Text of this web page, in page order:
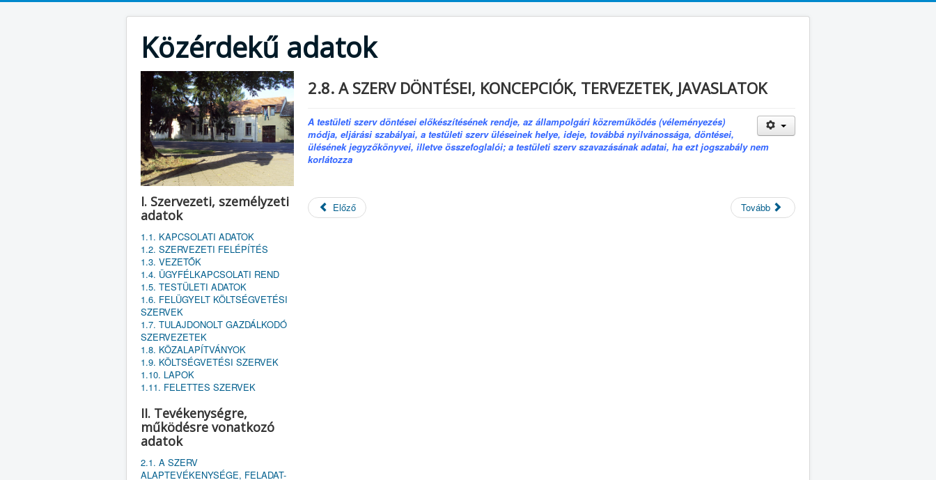
Közérdekű adatok
I. Szervezeti, személyzeti
adatok
1.1. KAPCSOLATI ADATOK
1.2. SZERVEZETI FELÉPÍTÉS
1.3. VEZETŐK
1.4. ÜGYFÉLKAPCSOLATI REND
1.5. TESTÜLETI ADATOK
1.6. FELÜGYELT KÖLTSÉGVETÉSI
SZERVEK
1.7. TULAJDONOLT GAZDÁLKODÓ
SZERVEZETEK
1.8. KÖZALAPÍTVÁNYOK
1.9. KÖLTSÉGVETÉSI SZERVEK
1.10. LAPOK
1.11. FELETTES SZERVEK
II. Tevékenységre,
működésre vonatkozó
adatok
2.1. A SZERV
ALAPTEVÉKENYSÉGE, FELADAT-
2.8. A SZERV DÖNTÉSEI, KONCEPCIÓK, TERVEZETEK, JAVASLATOK
A testületi szerv döntései előkészítésének rendje, az állampolgári közreműködés (véleményezés)
módja, eljárási szabályai, a testületi szerv üléseinek helye, ideje, továbbá nyilvánossága, döntései,
ülésének jegyzőkönyvei, illetve összefoglalói; a testületi szerv szavazásának adatai, ha ezt jogszabály nem
korlátozza
Előző Tovább